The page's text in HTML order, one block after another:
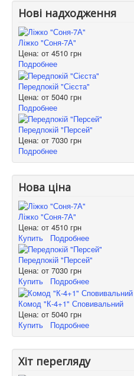
Нові надходження
Ліжко "Соня-7А"
Цена: от 4510 грн
Подробнее
Передпокій "Сієста"
Цена: от 5040 грн
Подробнее
Передпокій "Персей"
Цена: от 7030 грн
Подробнее
Нова ціна
Ліжко "Соня-7А"
Цена: от 4510 грн
Купить
Подробнее
Передпокій "Персей"
Цена: от 7030 грн
Купить
Подробнее
Комод "К-4+1" Сповивальний
Цена: от 5040 грн
Купить
Подробнее
Хіт перегляду